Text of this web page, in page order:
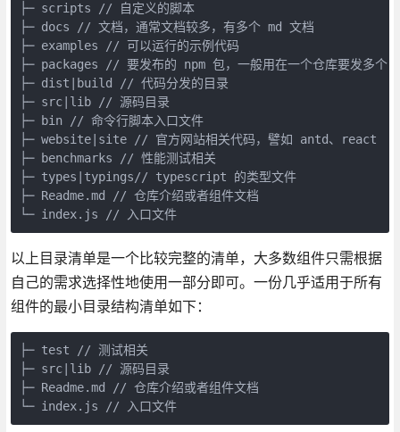
├─ scripts // 自定义的脚本
├─ docs // 文档，通常文档较多，有多个 md 文档
├─ examples // 可以运行的示例代码
├─ packages // 要发布的 npm 包，一般用在一个仓库要发多
├─ dist|build // 代码分发的目录
├─ src|lib // 源码目录
├─ bin // 命令行脚本入口文件
├─ website|site // 官方网站相关代码，譬如 antd、react
├─ benchmarks // 性能测试相关
├─ types|typings// typescript 的类型文件
├─ Readme.md // 仓库介绍或者组件文档
└─ index.js // 入口文件
以上目录清单是一个比较完整的清单，大多数组件只需根据
自己的需求选择性地使用一部分即可。一份几乎适用于所有
组件的最小目录结构清单如下：
├─ test // 测试相关
├─ src|lib // 源码目录
├─ Readme.md // 仓库介绍或者组件文档
└─ index.js // 入口文件